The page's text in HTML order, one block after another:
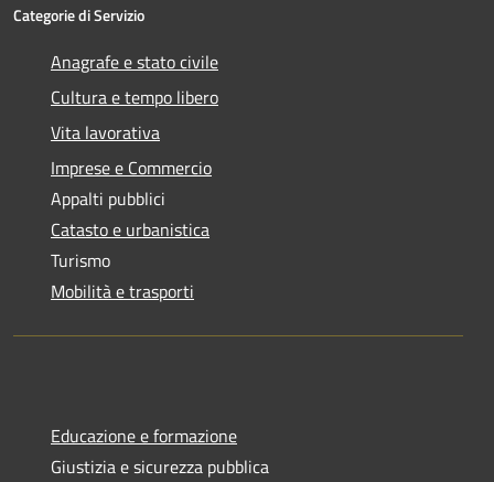
Categorie di Servizio
Anagrafe e stato civile
Cultura e tempo libero
Vita lavorativa
Imprese e Commercio
Appalti pubblici
Catasto e urbanistica
Turismo
Mobilità e trasporti
Educazione e formazione
Giustizia e sicurezza pubblica